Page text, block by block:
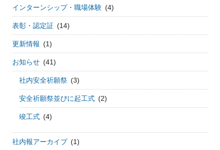
インターンシップ・職場体験 (4)
表彰・認定証 (14)
更新情報 (1)
お知らせ (41)
社内安全祈願祭 (3)
安全祈願祭並びに起工式 (2)
竣工式 (4)
社内報アーカイブ (1)